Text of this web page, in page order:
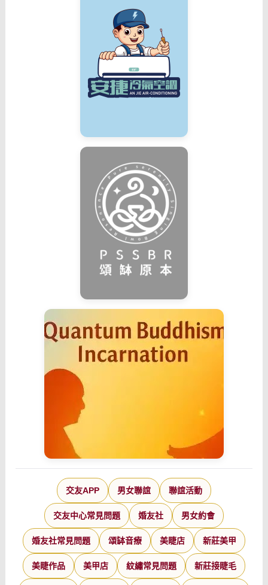
交友APP 男女聯誼 聯誼活動
交友中心常見問題 婚友社 男女約會
婚友社常見問題 頌缽音療 美睫店 新莊美甲
美睫作品 美甲店 紋繡常見問題 新莊接睫毛